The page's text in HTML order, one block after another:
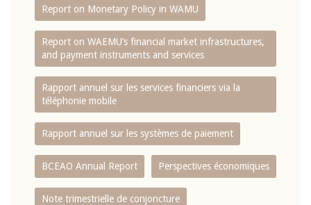
Report on Monetary Policy in WAMU
Report on WAEMU’s financial market infrastructures,
and payment instruments and services
Rapport annuel sur les services financiers via la
téléphonie mobile
Rapport annuel sur les systèmes de paiement
BCEAO Annual Report Perspectives économiques
Note trimestrielle de conjoncture